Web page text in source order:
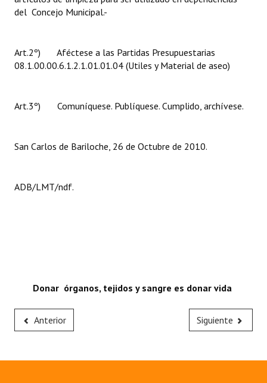
Huéspedes de Honor - Registro
Reconocimientos - Registro
Entrega de distinciones
del Concejo Municipal.-
Art.2º) Aféctese a las Partidas Presupuestarias
08.1.00.00.6.1.2.1.01.01.04 (Utiles y Material de aseo)
Art.3º) Comuníquese. Publíquese. Cumplido, archívese.
San Carlos de Bariloche, 26 de Octubre de 2010.
ADB/LMT/ndf.
Donar órganos, tejidos y sangre es donar vida
Anterior Siguiente